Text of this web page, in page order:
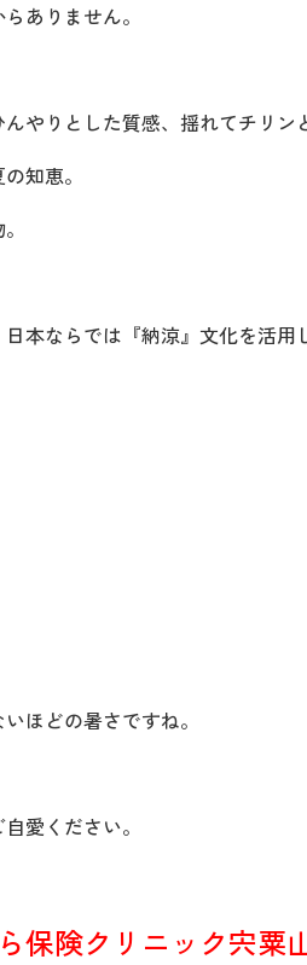
ありません。
やりとした質感、揺れてチリン
知恵。
本ならでは『納涼』文化を活用
ほどの暑さですね。
愛ください。
険クリニック宍粟